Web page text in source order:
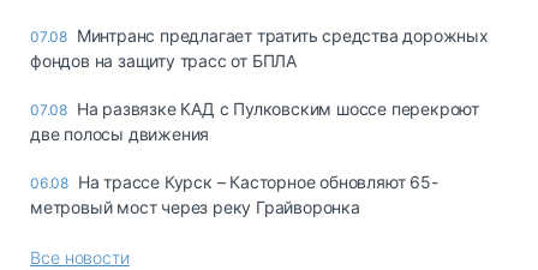
07.08 Минтранс предлагает тратить средства дорожных
фондов на защиту трасс от БПЛА
07.08 На развязке КАД с Пулковским шоссе перекроют
две полосы движения
06.08 На трассе Курск – Касторное обновляют 65-
метровый мост через реку Грайворонка
Все новости